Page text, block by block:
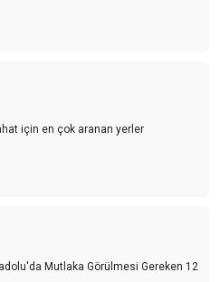
için en çok aranan yerler
Mutlaka Görülmesi Gereken 12